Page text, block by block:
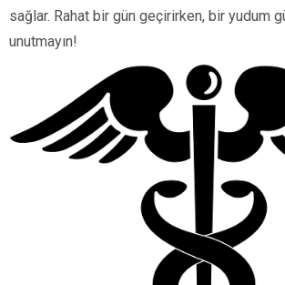
sağlar. Rahat bir gün geçirirken, bir yudum
unutmayın!